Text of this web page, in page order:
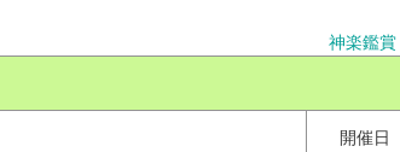
神楽鑑賞
開催日